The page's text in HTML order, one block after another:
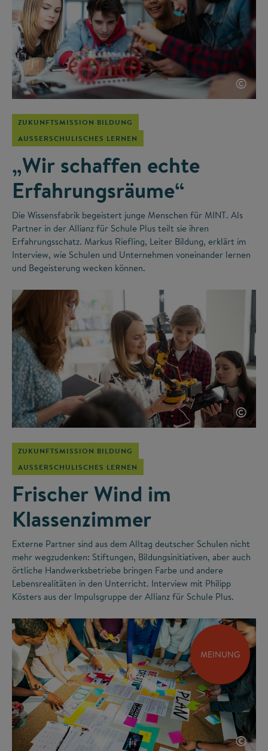
©
ZUKUNFTSMISSION BILDUNG
AUSSERSCHULISCHES LERNEN
„Wir schaffen echte
Erfahrungsräume“
Die Wissensfabrik begeistert junge Menschen für MINT. Als
Partner in der Allianz für Schule Plus teilt sie ihren
Erfahrungsschatz. Markus Riefling, Leiter Bildung, erklärt im
Interview, wie Schulen und Unternehmen voneinander lernen
und Begeisterung wecken können.
©
ZUKUNFTSMISSION BILDUNG
AUSSERSCHULISCHES LERNEN
Frischer Wind im
Klassenzimmer
Externe Partner sind aus dem Alltag deutscher Schulen nicht
mehr wegzudenken: Stiftungen, Bildungsinitiativen, aber auch
örtliche Handwerksbetriebe bringen Farbe und andere
Lebensrealitäten in den Unterricht. Interview mit Philipp
Kösters aus der Impulsgruppe der Allianz für Schule Plus.
MEINUNG
©